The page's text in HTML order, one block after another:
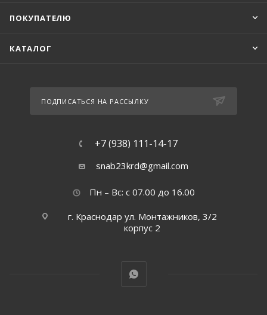
ПОКУПАТЕЛЮ
КАТАЛОГ
ПОДПИСАТЬСЯ НА РАССЫЛКУ
+7 (938) 111-14-17
snab23krd@gmail.com
Пн – Вс: с 07.00 до 16.00
г. Краснодар ул. Монтажников, 3/2
корпус 2